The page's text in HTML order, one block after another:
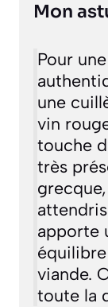
Mon
Pour
une
vin
touche
très
apporte
viande.
toute la